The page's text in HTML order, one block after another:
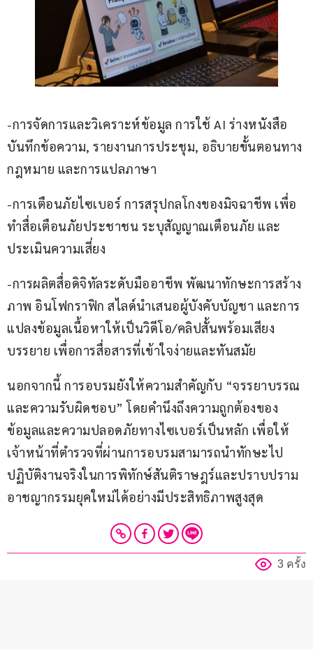
-การจัดการและวิเคราะห์ข้อมูล การใช้ AI ร่างหนังสือ
บันทึกข้อความ, รายงานการประชุม, อธิบายขั้นตอนทาง
กฎหมาย และการแปลภาษา
-การเตือนภัยไซเบอร์ การสรุปกลโกงของมิจฉาชีพ เพื่อ
ทำสื่อเตือนภัยประชาชน ระบุสัญญาณเตือนภัย และ
ประเมินความเสี่ยง
-การผลิตสื่อดิจิทัลระดับมืออาชีพ พัฒนาทักษะการสร้าง
ภาพ อินโฟกราฟิก สไลด์นำเสนอผู้บังคับบัญชา และการ
แปลงข้อมูลเนื้อหาให้เป็นวิดีโอ/คลิปสั้นพร้อมเสียง
บรรยาย เพื่อการสื่อสารที่เข้าใจง่ายและทันสมัย
นอกจากนี้ การอบรมยังให้ความสำคัญกับ “จรรยาบรรณ
และความรับผิดชอบ” โดยคำนึงถึงความถูกต้องของ
ข้อมูลและความปลอดภัยทางไซเบอร์เป็นหลัก เพื่อให้
เจ้าหน้าที่ตำรวจที่ผ่านการอบรมสามารถนำทักษะไป
ปฏิบัติงานจริงในการพิทักษ์สันติราษฎร์และปราบปราม
อาชญากรรมยุคใหม่ได้อย่างมีประสิทธิภาพสูงสุด
3 ครั้ง